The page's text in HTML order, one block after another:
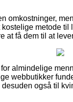
omkostninger,
metode
at få dem til at
almindelige
webbutikker
også til